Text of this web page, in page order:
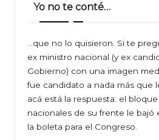
Yo no te conté…
…que no lo quisieron. Si te
ex ministro nacional (y ex
Gobierno) con una imagen
fue candidato a nada más que
acá está la respuesta: el
nacionales de su frente le bajó
la boleta para el Congreso.